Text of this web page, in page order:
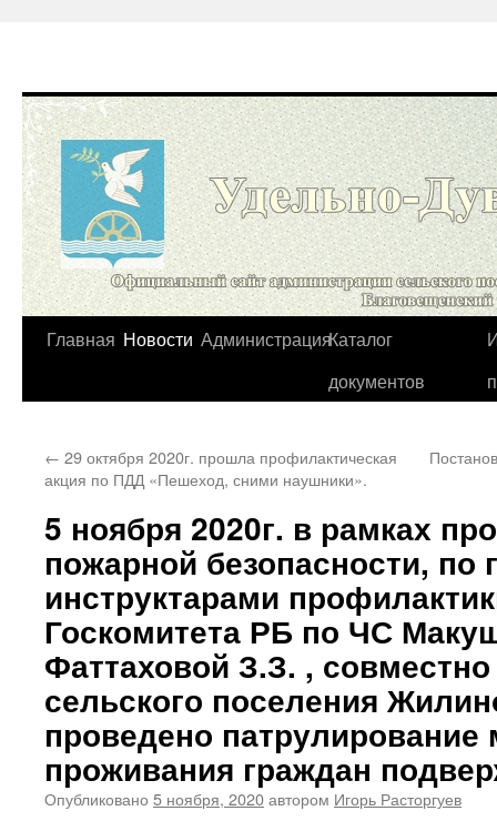
Перейти
Главная Новости АдминистрацияКаталог
документов
← 29 октября 2020г. прошла профилактическая
акция по ПДД «Пешеход, сними наушники».
5 ноября 2020г. в рамках
пожарной безопасности, по
инструктарами
Госкомитета РБ по ЧС
Фаттаховой З.З. ,
сельского поселения
проведено патрулирование
проживания граждан
Опубликовано 5 ноября, 2020автором Игорь Расторгуев